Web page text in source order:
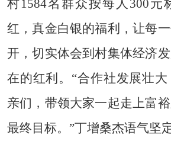
村1584名群众按每人300元
红，真金白银的福利，让每
开，切实体会到村集体经济
在的红利。“合作社发展壮
亲们，带领大家一起走上富
最终目标。”丁增桑杰语气坚